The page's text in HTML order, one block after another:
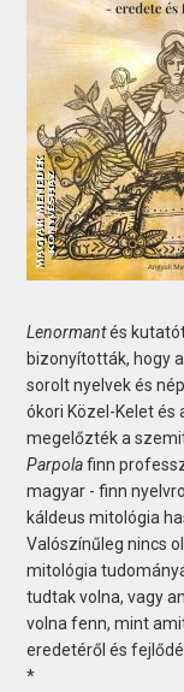
Lenormantés
bizonyították, hogy
sorolt nyelvek és
ókori Közel-Kelet és
megelőzték a
Parpolafinn
magyar - finn
káldeus mitológia
Valószínűleg nincs
mitológia
tudtak volna, vagy
volna fenn, mint
eredetéről és
*